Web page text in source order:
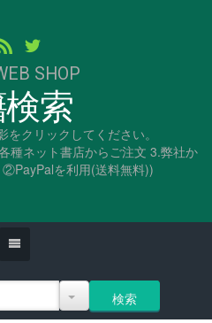
SHOP
索
クリックしてください。
種ネット書店からご注文 3.弊社か
を利用(送料無料))